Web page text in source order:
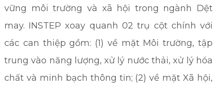
vững môi trường và xã hội trong ngành Dệt
may. INSTEP xoay quanh 02 trụ cột chính với
các can thiệp gồm: (1) về mặt Môi trường, tập
trung vào năng lượng, xử lý nước thải, xử lý hóa
chất và minh bạch thông tin; (2) về mặt Xã hội,